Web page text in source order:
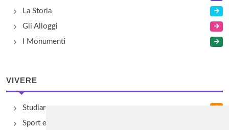
La Storia
Gli Alloggi
I Monumenti
VIVERE
Studiare
Sport e Benessere